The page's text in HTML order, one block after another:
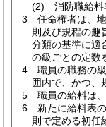
(2)
消防職給
3
任命権者は、
則及び規程の趣
分類の基準に適
の級ごとの定数
4
職員の職務の級
囲内で、かつ、
5
職員の給料は
6
新たに給料表
則で定める初任